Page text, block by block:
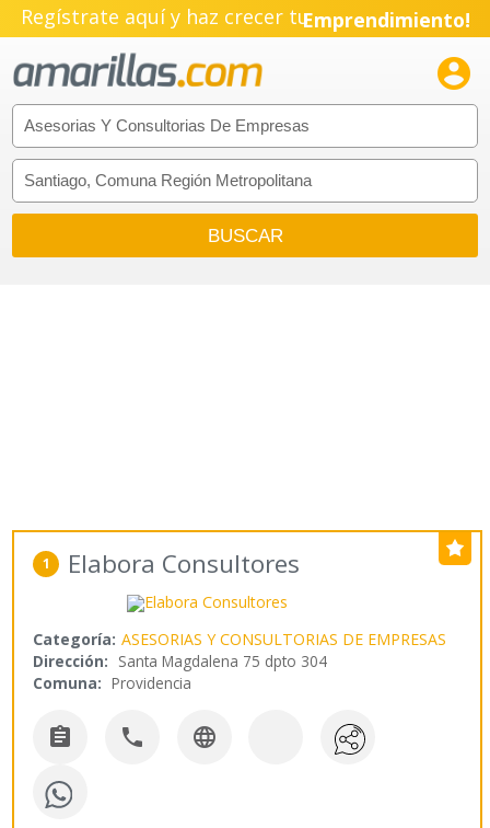
Regístrate aquí y haz crecer tuEmprendimiento!

1 Elabora Consultores
Categoría: ASESORIAS Y CONSULTORIAS DE EMPRESAS
Dirección: Santa Magdalena 75 dpto 304
Comuna: Providencia
  